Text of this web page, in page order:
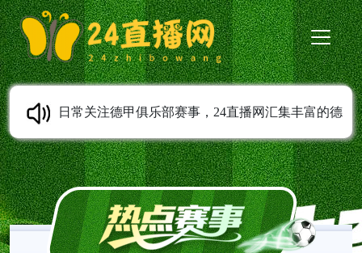
日常关注德甲俱乐部赛事，24直播网汇集丰富的德
甲直播内容。德甲高清直播支持免费在线观看，全
程无需安装任何插件。平台实时更新赛程安排，第